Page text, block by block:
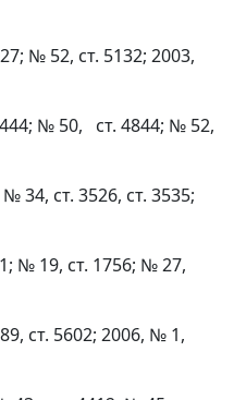
№ 52, ст. 5132; 2003,
№ 50, ст. 4844; № 52,
34, ст. 3526, ст. 3535;
№ 19, ст. 1756; № 27,
ст. 5602; 2006, № 1,